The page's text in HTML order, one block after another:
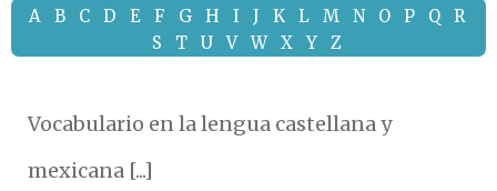
A B C D E F G H I J K L M N O P Q
R
S
T U V W X Y Z
Vocabulario en la lengua castellana y
mexicana [...]